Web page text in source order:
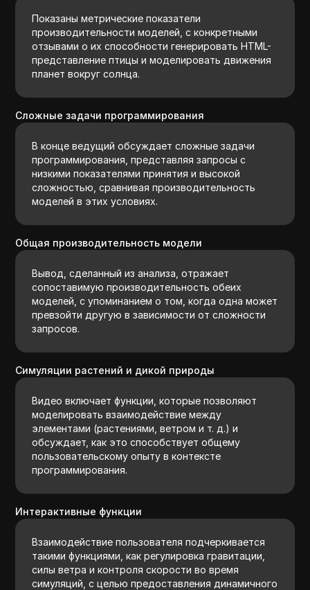
Показаны метрические показатели
производительности моделей, с конкретными
отзывами о их способности генерировать HTML-
представление птицы и моделировать движения
планет вокруг солнца.
Сложные задачи программирования
В конце ведущий обсуждает сложные задачи
программирования, представляя запросы с
низкими показателями принятия и высокой
сложностью, сравнивая производительность
моделей в этих условиях.
Общая производительность модели
Вывод, сделанный из анализа, отражает
сопоставимую производительность обеих
моделей, с упоминанием о том, когда одна может
превзойти другую в зависимости от сложности
запросов.
Симуляции растений и дикой природы
Видео включает функции, которые позволяют
моделировать взаимодействие между
элементами (растениями, ветром и т. д.) и
обсуждает, как это способствует общему
пользовательскому опыту в контексте
программирования.
Интерактивные функции
Взаимодействие пользователя подчеркивается
такими функциями, как регулировка гравитации,
силы ветра и контроля скорости во время
симуляций, с целью предоставления динамичного